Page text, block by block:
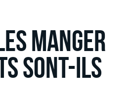
manger
sont-ils